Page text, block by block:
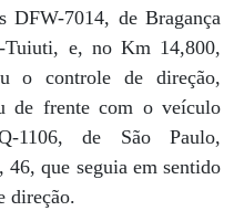
DFW-7014, de Bragança
Tuiuti, e, no Km 14,800,
o controle de direção,
de frente com o veículo
1106, de São Paulo,
que seguia em sentido
direção.